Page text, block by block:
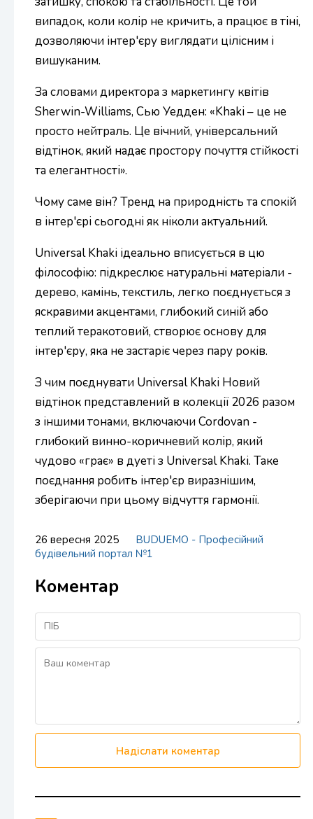
випадок, коли колір не кричить, а працює в тіні,
дозволяючи інтер'єру виглядати цілісним і
вишуканим.
За словами директора з маркетингу квітів
Sherwin-Williams, Сью Уедден: «Khaki – це не
просто нейтраль. Це вічний, універсальний
відтінок, який надає простору почуття стійкості
та елегантності».
Чому саме він? Тренд на природність та спокій
в інтер'єрі сьогодні як ніколи актуальний.
Universal Khaki ідеально вписується в цю
філософію: підкреслює натуральні матеріали -
дерево, камінь, текстиль, легко поєднується з
яскравими акцентами, глибокий синій або
теплий теракотовий, створює основу для
інтер'єру, яка не застаріє через пару років.
З чим поєднувати Universal Khaki Новий
відтінок представлений в колекції 2026 разом
з іншими тонами, включаючи Cordovan -
глибокий винно-коричневий колір, який
чудово «грає» в дуеті з Universal Khaki. Таке
поєднання робить інтер'єр виразнішим,
зберігаючи при цьому відчуття гармонії.
26 вересня 2025
BUDUEMO - Професійний
будівельний портал №1
Коментар
Надіслати коментар